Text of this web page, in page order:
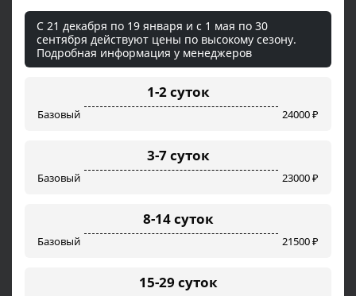
С 21 декабря по 19 января и с 1 мая по 30
сентября действуют цены по высокому сезону.
Подробная информация у менеджеров
1-2 суток
Базовый 24000 ₽
3-7 суток
Базовый 23000 ₽
8-14 суток
Базовый 21500 ₽
15-29 суток